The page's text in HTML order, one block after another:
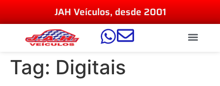
JAH Veículos, desde 2001
Tag: Digitais